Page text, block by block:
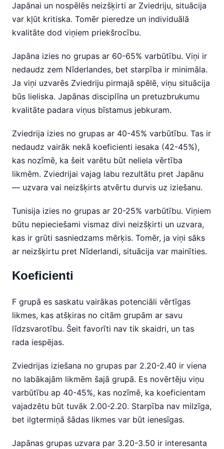
Japānai un nospēlēs neizšķirti ar Zviedriju, situācija
var kļūt kritiska. Tomēr pieredze un individuālā
kvalitāte dod viņiem priekšrocību.
Japāna izies no grupas ar 60-65% varbūtību. Viņi ir
nedaudz zem Nīderlandes, bet starpība ir minimāla.
Ja viņi uzvarēs Zviedriju pirmajā spēlē, viņu situācija
būs lieliska. Japānas disciplīna un pretuzbrukumu
kvalitāte padara viņus bīstamus jebkuram.
Zviedrija izies no grupas ar 40-45% varbūtību. Tas ir
nedaudz vairāk nekā koeficienti iesaka (42-45%),
kas nozīmē, ka šeit varētu būt neliela vērtība
likmēm. Zviedrijai vajag labu rezultātu pret Japānu
— uzvara vai neizšķirts atvērtu durvis uz iziešanu.
Tunisija izies no grupas ar 20-25% varbūtību. Viņiem
būtu nepieciešami vismaz divi neizšķirti un uzvara,
kas ir grūti sasniedzams mērķis. Tomēr, ja viņi sāks
ar neizšķirtu pret Nīderlandi, situācija var mainīties.
Koeficienti
F grupā es saskatu vairākas potenciāli vērtīgas
likmes, kas atšķiras no citām grupām ar savu
līdzsvarotību. Šeit favorīti nav tik skaidri, un tas
rada iespējas.
Zviedrijas iziešana no grupas par 2.20-2.40 ir viena
no labākajām likmēm šajā grupā. Es novērtēju viņu
varbūtību ap 40-45%, kas nozīmē, ka koeficientam
vajadzētu būt tuvāk 2.00-2.20. Starpība nav milzīga,
bet ilgtermiņā šādas likmes var būt ienesīgas.
Japānas grupas uzvara par 3.20-3.50 ir interesanta